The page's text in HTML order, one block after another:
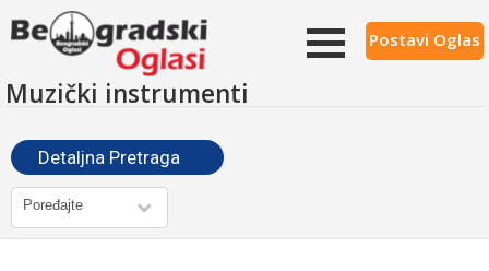
Postavi Oglas
Muzički instrumenti
Detaljna Pretraga